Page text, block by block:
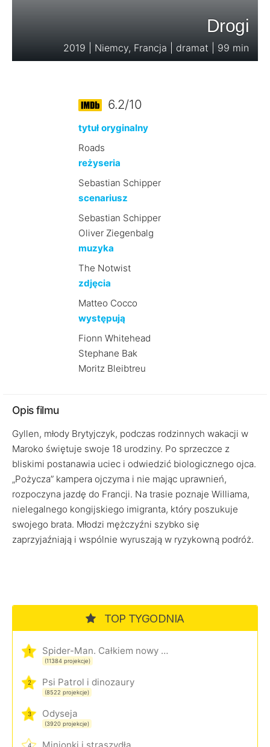
Drogi
2019 | Niemcy, Francja | dramat | 99 min
6.2/10
tytuł oryginalny
Roads
reżyseria
Sebastian Schipper
scenariusz
Sebastian Schipper
Oliver Ziegenbalg
muzyka
The Notwist
zdjęcia
Matteo Cocco
występują
Fionn Whitehead
Stephane Bak
Moritz Bleibtreu
Opis filmu
Gyllen, młody Brytyjczyk, podczas rodzinnych wakacji w
Maroko świętuje swoje 18 urodziny. Po sprzeczce z
bliskimi postanawia uciec i odwiedzić biologicznego ojca.
„Pożycza” kampera ojczyma i nie mając uprawnień,
rozpoczyna jazdę do Francji. Na trasie poznaje Williama,
nielegalnego kongijskiego imigranta, który poszukuje
swojego brata. Młodzi mężczyźni szybko się
zaprzyjaźniają i wspólnie wyruszają w ryzykowną podróż.
TOP TYGODNIA
1 Spider-Man. Całkiem nowy dzień
(11384 projekcje)
2 Psi Patrol i dinozaury
(8522 projekcje)
3 Odyseja
(3920 projekcje)
4